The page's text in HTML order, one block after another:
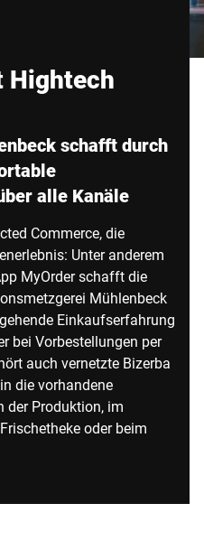
Hightech
schafft durch
alle Kanäle
Commerce, die
Unter anderem
MyOrder schafft die
Mühlenbeck
Einkaufserfahrung
bei Vorbestellungen per
auch vernetzte Bizerba
die vorhandene
der Produktion, im
oder beim